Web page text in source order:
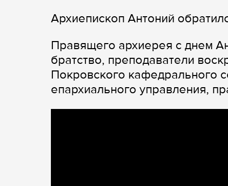
Архиепископ Антоний
Правящего архиерея с днем
братство, преподаватели
Покровского кафедрального
епархиального управления,